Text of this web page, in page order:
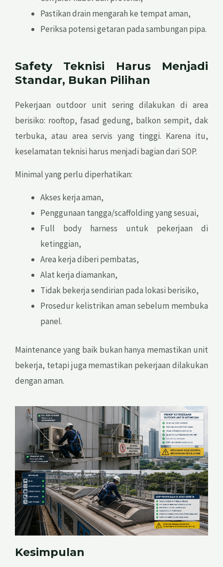
Pastikan drain mengarah ke tempat aman,
Periksa potensi getaran pada sambungan pipa.
Safety Teknisi Harus Menjadi
Standar, Bukan Pilihan
Pekerjaan outdoor unit sering dilakukan di area
berisiko: rooftop, fasad gedung, balkon sempit, dak
terbuka, atau area servis yang tinggi. Karena itu,
keselamatan teknisi harus menjadi bagian dari SOP.
Minimal yang perlu diperhatikan:
Akses kerja aman,
Penggunaan tangga/scaffolding yang sesuai,
Full body harness untuk pekerjaan di
ketinggian,
Area kerja diberi pembatas,
Alat kerja diamankan,
Tidak bekerja sendirian pada lokasi berisiko,
Prosedur kelistrikan aman sebelum membuka
panel.
Maintenance yang baik bukan hanya memastikan unit
bekerja, tetapi juga memastikan pekerjaan dilakukan
dengan aman.
Kesimpulan